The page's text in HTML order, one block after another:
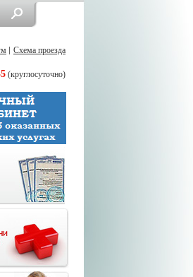
Схема проезда
(круглосуточно)